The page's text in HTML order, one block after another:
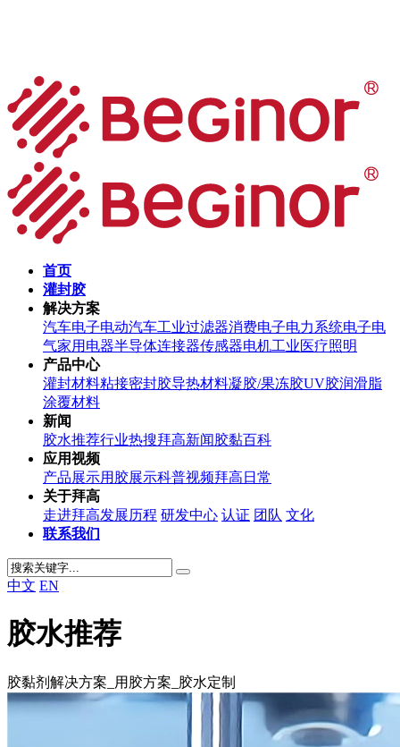
首页
灌封胶
解决方案
汽车电子电动汽车工业过滤器消费电子电力系统电子电
气家用电器半导体连接器传感器电机工业医疗照明
产品中心
灌封材料粘接密封胶导热材料凝胶/果冻胶UV胶润滑脂
涂覆材料
新闻
胶水推荐行业热搜拜高新闻胶黏百科
应用视频
产品展示用胶展示科普视频拜高日常
关于拜高
走进拜高发展历程 研发中心 认证 团队 文化
联系我们
中文 EN
胶水推荐
胶黏剂解决方案_用胶方案_胶水定制